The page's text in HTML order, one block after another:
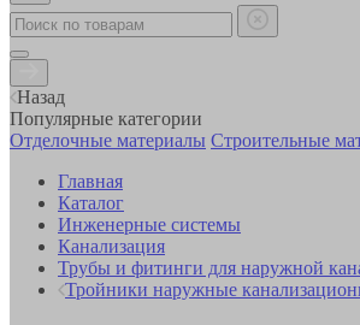
Назад
Популярные категории
Отделочные материалы Строительные
Главная
Каталог
Инженерные системы
Канализация
Трубы и фитинги для наружной
Тройники наружные